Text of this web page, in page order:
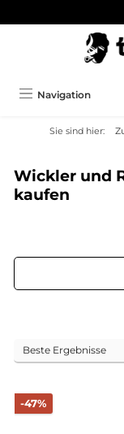
Navigation
Sie sind hier:
Wickler und
kaufen
-47%Rabatt